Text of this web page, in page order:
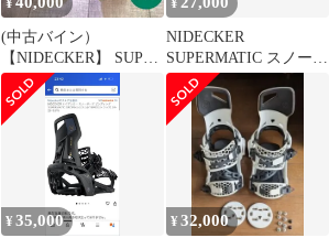
¥
(中古バイン）
【NIDECKER】 SUPER
MATIC CARBON 25-26
L
¥
NIDECKER
SUPERMATIC スノーボ
ード ビンディング Lサ
イズ
¥35,000 ¥32,000